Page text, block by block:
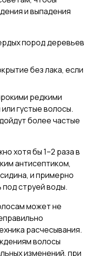
и выпадения
пород деревьев
без лака, если
редкими
густые волосы.
более частые
хотя бы 1–2 раза в
антисептиком,
и примерно
струей воды.
может не
расчесывания.
волосы
изменений, при